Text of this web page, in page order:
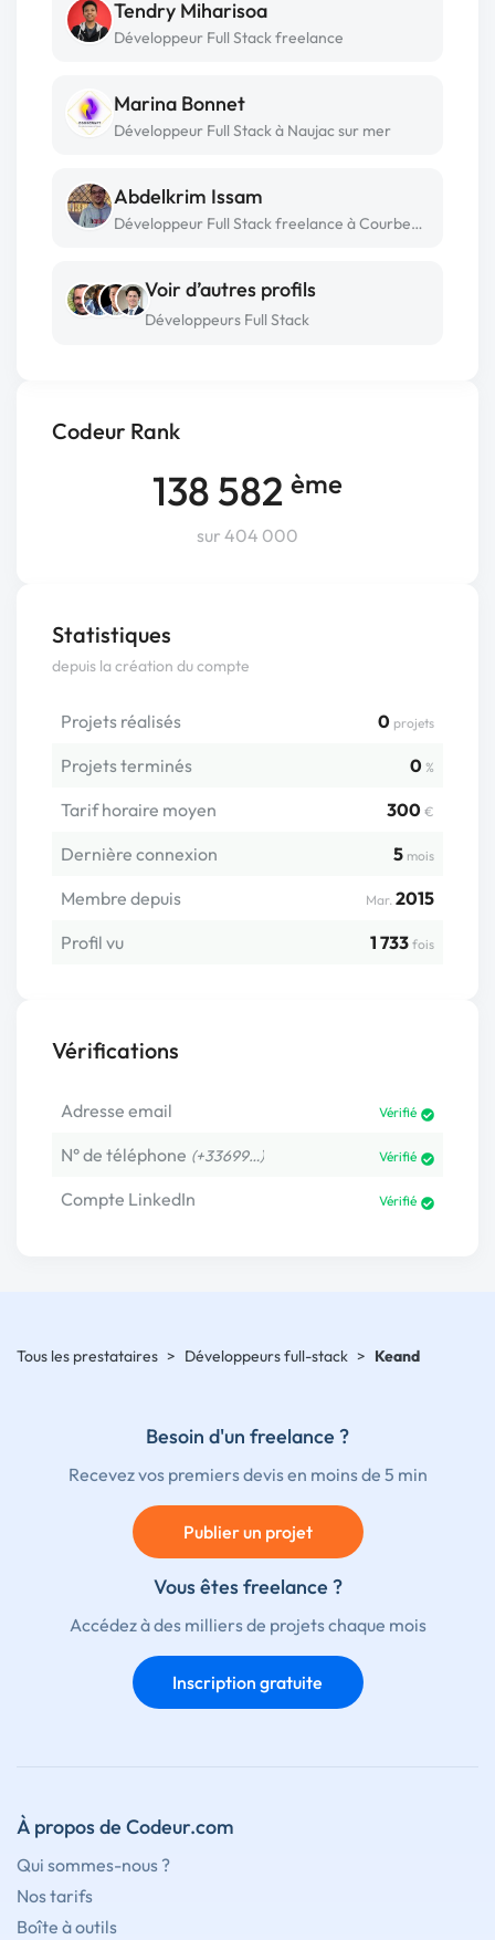
Codeur Rank
138 582 ème
sur 404 000
Statistiques
depuis la création du compte
Projets réalisés 0 projets
Projets terminés 0 %
Tarif horaire moyen 300 €
Dernière connexion 5 mois
Membre depuis Mar. 2015
Profil vu
1 733 fois
Vérifications
Adresse email Vérifié
N° de téléphone (+33699…) Vérifié
Compte LinkedIn Vérifié
Tendry Miharisoa
Développeur Full Stack freelance
Marina Bonnet
Développeur Full Stack à Naujac sur mer
Abdelkrim Issam
Développeur Full Stack freelance à Courbevoie
Voir d’autres profils
Développeurs Full Stack
Tous les prestataires > Développeurs full-stack > Keand
Besoin d'un freelance ?
Recevez vos premiers devis en moins de 5 min
Publier un projet
Vous êtes freelance ?
Accédez à des milliers de projets chaque mois
Inscription gratuite
À propos de Codeur.com
Qui sommes-nous ?
Nos tarifs
Boîte à outils